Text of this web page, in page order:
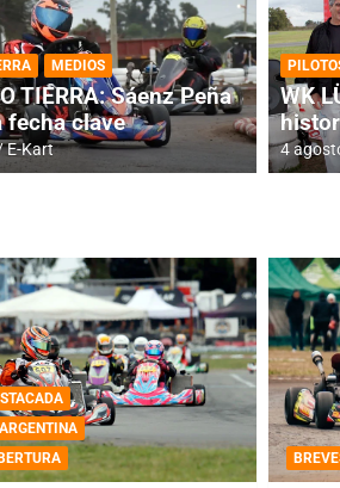
INFORME CENTRAL RMC BUENOS AIRES
AIRES: Cerró
en Baradero
E-Kart
MEDIOS
TIERRA: Sáenz Peña
fecha clave
E-Kart
WK
4
COBERTURA
08/09-AGO